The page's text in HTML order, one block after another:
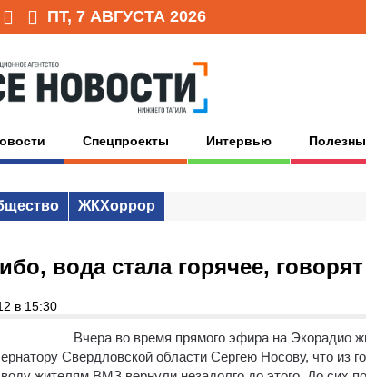
ПТ, 7 АВГУСТА 2026
Спецпроекты Интервью
ЖКХоррор
вода стала горячее,
в 15:30
Вчера во время прямого эфира на Экорадио
Свердловской области Сергею Носову, что из